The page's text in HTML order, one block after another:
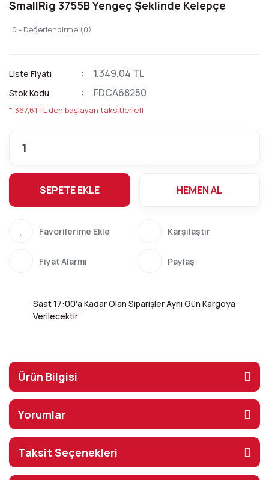
SmallRig 3755B Yengeç Şeklinde Kelepçe
0 - Değerlendirme (0)
Liste Fiyatı 1.349,04 TL
Stok Kodu FDCA68250
* 367,61 TL den başlayan taksitlerle!!
SEPETE EKLE HEMEN AL
Karşılaştır
Fiyat Alarmı Paylaş
Saat 17:00'a Kadar Olan Siparişler Aynı Gün Kargoya
Verilecektir
Ürün Bilgisi
Yorumlar
Taksit Seçenekleri